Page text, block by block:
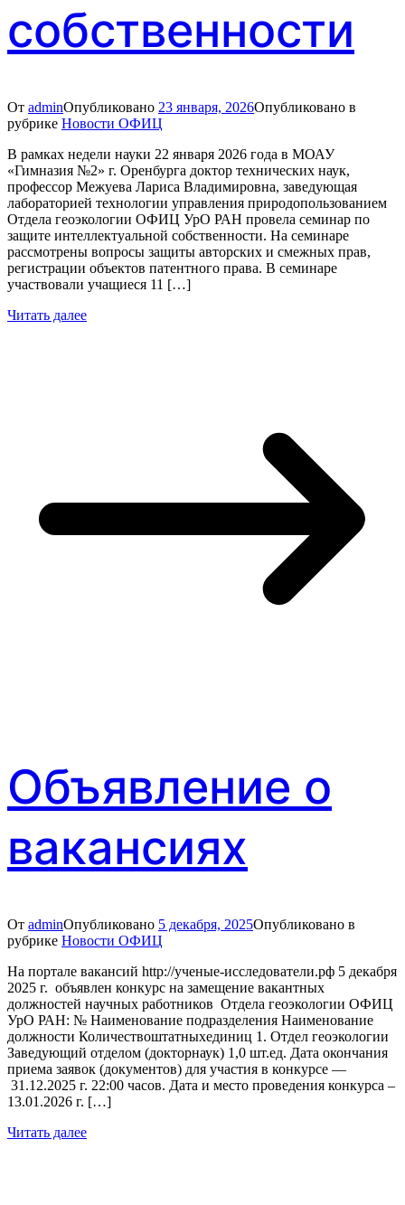
собственности
От adminОпубликовано 23 января, 2026Опубликовано в
рубрике Новости ОФИЦ
В рамках недели науки 22 января 2026 года в МОАУ
«Гимназия №2» г. Оренбурга доктор технических наук,
профессор Межуева Лариса Владимировна, заведующая
лабораторией технологии управления природопользованием
Отдела геоэкологии ОФИЦ УрО РАН провела семинар по
защите интеллектуальной собственности. На семинаре
рассмотрены вопросы защиты авторских и смежных прав,
регистрации объектов патентного права. В семинаре
участвовали учащиеся 11 […]
Читать далее
Объявление о
вакансиях
От adminОпубликовано 5 декабря, 2025Опубликовано в
рубрике Новости ОФИЦ
На портале вакансий http://ученые-исследователи.рф 5 декабря
2025 г. объявлен конкурс на замещение вакантных
должностей научных работников Отдела геоэкологии ОФИЦ
УрО РАН: № Наименование подразделения Наименование
должности Количествоштатныхединиц 1. Отдел геоэкологии
Заведующий отделом (докторнаук) 1,0 шт.ед. Дата окончания
приема заявок (документов) для участия в конкурсе —
31.12.2025 г. 22:00 часов. Дата и место проведения конкурса –
13.01.2026 г. […]
Читать далее